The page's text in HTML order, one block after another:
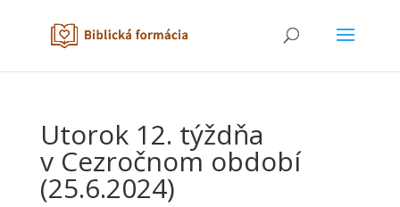
Utorok 12. týždňa
v Cezročnom období
(25.6.2024)